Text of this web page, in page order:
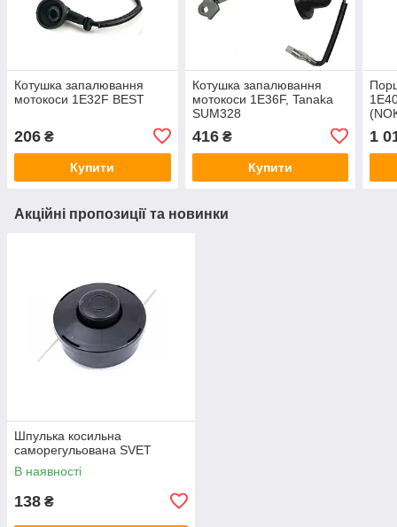
Котушка запалювання
мотокоси 1E32F BEST
206 ₴
Купити
Котушка запалювання
мотокоси 1E36F, Tanaka
SUM328
416₴
Купити
1
Акційні пропозиції та новинки
Шпулька косильна
саморегульована SVET
В наявності
138 ₴